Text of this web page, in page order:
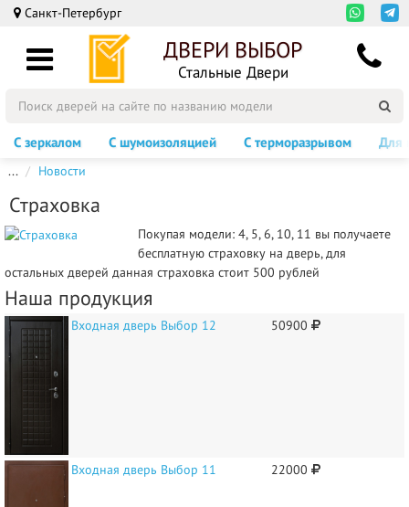
Санкт-Петербург
ДВЕРИ ВЫБОР
Стальные Двери
С зеркалом С шумоизоляцией С терморазрывом Для
... Новости
Страховка
Покупая модели: 4, 5, 6, 10, 11 вы получаете
бесплатную страховку на дверь, для
остальных дверей данная страховка стоит 500 рублей
Наша продукция
Входная дверь Выбор 12 50900
Входная дверь Выбор 11 22000